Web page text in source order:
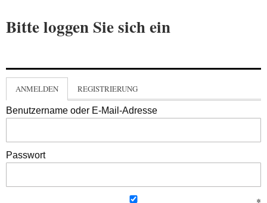
Bitte loggen Sie sich ein
ANMELDEN REGISTRIERUNG
Benutzername oder E-Mail-Adresse
Passwort